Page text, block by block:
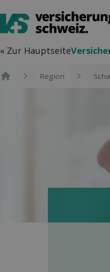
« Zur Hauptseite
Region